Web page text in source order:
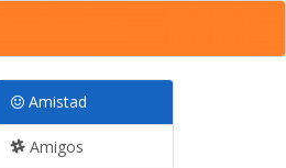
Amistad
Amigos